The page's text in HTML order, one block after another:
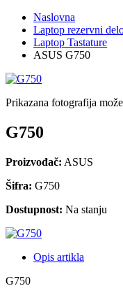
Naslovna
Laptop rezervni
Laptop Tastature
ASUS G750
Prikazana fotografija
G750
Proizvođač: ASUS
Šifra: G750
Dostupnost: Na stanju
Opis artikla
G750